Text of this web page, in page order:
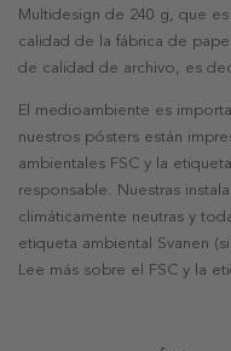
Multidesign de 240 g, que
calidad de la fábrica de
de calidad de archivo, es
El medioambiente es
nuestros pósters están
ambientales FSC y la
responsable. Nuestras
climáticamente neutras y
etiqueta ambiental Svanen
Lee más sobre el FSC y la